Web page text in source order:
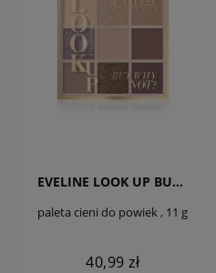
EVELINE LOOK UP BUT WHY NOT
paleta cieni do powiek , 11 g
40,99 zł